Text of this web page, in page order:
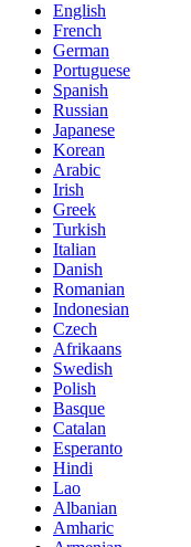
English
French
German
Portuguese
Spanish
Russian
Japanese
Korean
Arabic
Irish
Greek
Turkish
Italian
Danish
Romanian
Indonesian
Czech
Afrikaans
Swedish
Polish
Basque
Catalan
Esperanto
Hindi
Lao
Albanian
Amharic